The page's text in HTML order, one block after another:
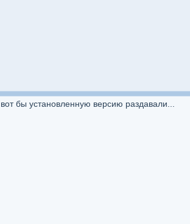
вот бы установленную версию раздавали...